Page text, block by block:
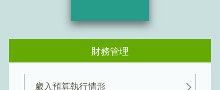
財務管理
歲入預算執行情形